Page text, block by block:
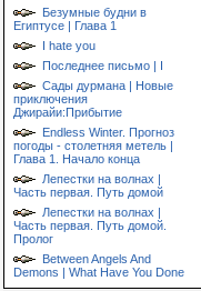
Безумные будни в
Египтусе | Глава 1
I hate you
Последнее письмо | I
Сады дурмана | Новые
приключения
Джирайи:Прибытие
Endless Winter. Прогноз
погоды - столетняя метель |
Глава 1. Начало конца
Лепестки на волнах |
Часть первая. Путь домой
Лепестки на волнах |
Часть первая. Путь домой.
Пролог
Between Angels And
Demons | What Have You Done